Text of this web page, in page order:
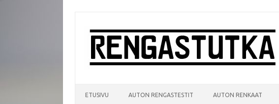
content
ETUSIVU AUTON RENGASTESTIT AUTON RENKAAT